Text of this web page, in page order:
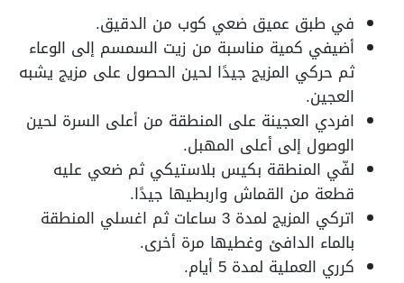
في طبق عميق ضعي كوب من الدقيق.
أضيفي كمية مناسبة من زيت السمسم إلى الوعاء
ثم حركي المزيج جيدًا لحين الحصول على مزيج يشبه
العجين.
افردي العجينة على المنطقة من أعلى السرة لحين
الوصول إلى أعلى المهبل.
لفّي المنطقة بكيس بلاستيكي ثم ضعي عليه
قطعة من القماش واربطيها جيدًا.
اتركي المزيج لمدة 3 ساعات ثم اغسلي المنطقة
بالماء الدافئ وغطيها مرة أخرى.
كرري العملية لمدة 5 أيام.